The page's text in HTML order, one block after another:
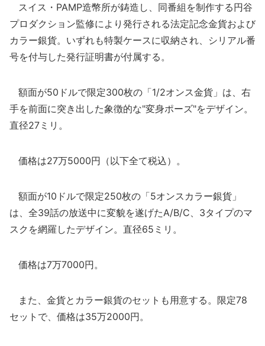
スイス・PAMP造幣所が鋳造し、同番組を制作する円谷
プロダクション監修により発行される法定記念金貨および
カラー銀貨。いずれも特製ケースに収納され、シリアル番
号を付与した発行証明書が付属する。
額面が50ドルで限定300枚の「1/2オンス金貨」は、右
手を前面に突き出した象徴的な"変身ポーズ"をデザイン。
直径27ミリ。
価格は27万5000円（以下全て税込）。
額面が10ドルで限定250枚の「5オンスカラー銀貨」
は、全39話の放送中に変貌を遂げたA/B/C、3タイプのマ
スクを網羅したデザイン。直径65ミリ。
価格は7万7000円。
また、金貨とカラー銀貨のセットも用意する。限定78
セットで、価格は35万2000円。